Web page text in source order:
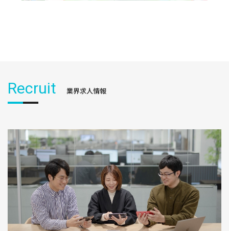
Recruit 業界求人情報